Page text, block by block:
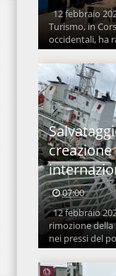
12 febbraio
Turismo, in
occidentali, ha
07:00
12 febbraio
rimozione della
nei pressi del